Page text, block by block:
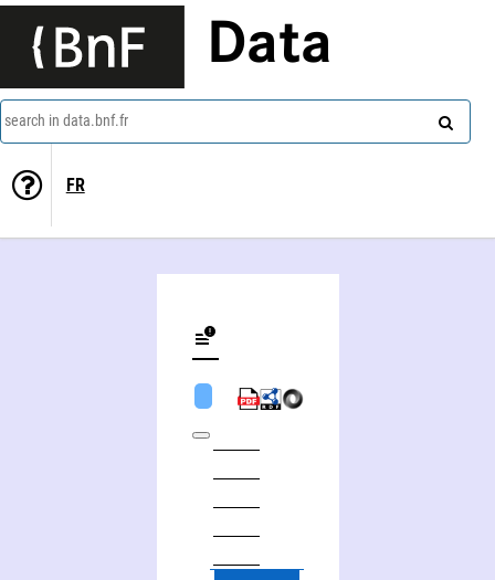
Data
search in data.bnf.fr
FR